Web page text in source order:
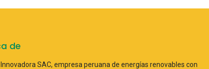
de
Innovadora SAC, empresa peruana de energías renovables con